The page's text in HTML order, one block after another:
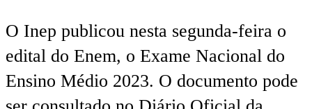
O Inep publicou nesta segunda-feira o
edital do Enem, o Exame Nacional do
Ensino Médio 2023. O documento pode